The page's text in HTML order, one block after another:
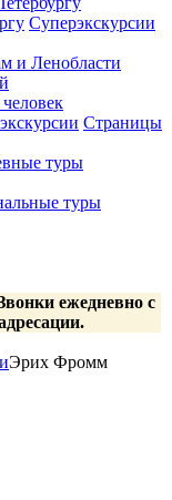
Суперэкскурсии
и Ленобласти
Страницы
туры
туры
ежедневно с
Эрих Фромм